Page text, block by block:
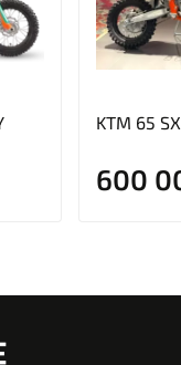
KTM 65 SX
600